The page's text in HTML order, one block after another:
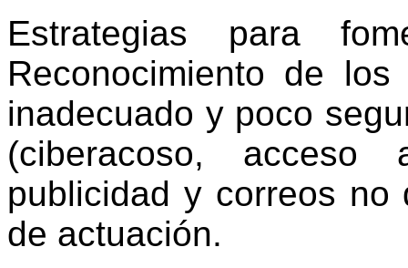
Estrategias para
Reconocimiento de
inadecuado y poco
(ciberacoso, acceso
publicidad y correos no
de actuación.